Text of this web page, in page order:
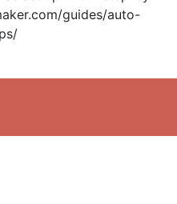
guides/auto-